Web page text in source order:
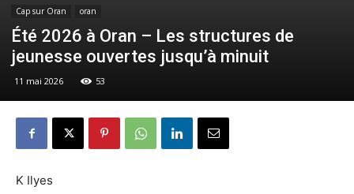
Cap sur Oran oran
Été 2026 à Oran – Les structures de
jeunesse ouvertes jusqu’à minuit
11 mai 2026 53
K Ilyes